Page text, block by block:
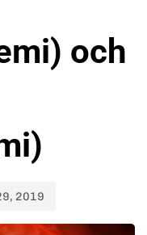
och
2019